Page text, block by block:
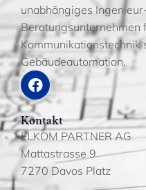
unabhängiges
Beratungsunternehmen
Kommunikationstechnik
Gebäudeautomation.
Kontakt
ELKOM PARTNER AG
Mattastrasse 9
7270 Davos Platz